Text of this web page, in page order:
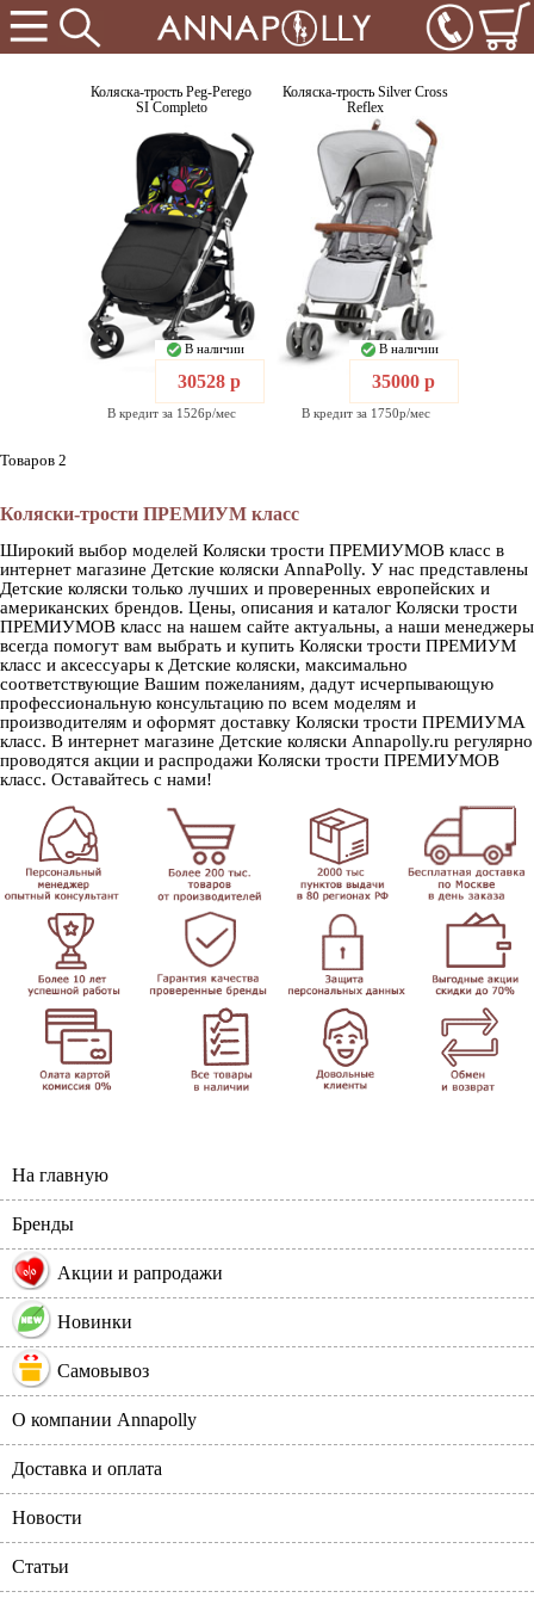
Коляска-трость Peg-Perego
SI Completo
В наличии
30528 р
В кредит за 1526р/мес
Коляска-трость Silver Cross
Reflex
В наличии
35000 р
В кредит за 1750р/мес
Товаров 2
Коляски-трости ПРЕМИУМ класс
Широкий выбор моделей Коляски трости ПРЕМИУМОВ класс в
интернет магазине Детские коляски AnnaPolly. У нас представлены
Детские коляски только лучших и проверенных европейских и
американских брендов. Цены, описания и каталог Коляски трости
ПРЕМИУМОВ класс на нашем сайте актуальны, а наши менеджеры
всегда помогут вам выбрать и купить Коляски трости ПРЕМИУМ
класс и аксессуары к Детские коляски, максимально
соответствующие Вашим пожеланиям, дадут исчерпывающую
профессиональную консультацию по всем моделям и
производителям и оформят доставку Коляски трости ПРЕМИУМА
класс. В интернет магазине Детские коляски Annapolly.ru регулярно
проводятся акции и распродажи Коляски трости ПРЕМИУМОВ
класс. Оставайтесь с нами!
На главную
Бренды
% Акции и рапродажи
Новинки
Самовывоз
О компании Annapolly
Доставка и оплата
Новости
Статьи